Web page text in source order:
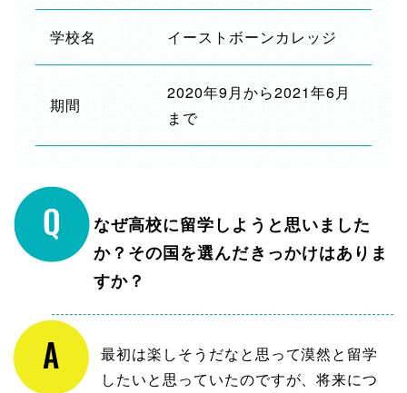
学校名 イーストボーンカレッジ
期間
2020年9月から2021年6月
まで
なぜ高校に留学しようと思いました
か？その国を選んだきっかけはありま
すか？
最初は楽しそうだなと思って漠然と留学
したいと思っていたのですが、将来につ